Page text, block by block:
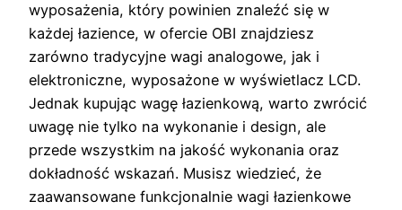
wyposażenia, który powinien znaleźć się w
każdej łazience, w ofercie OBI znajdziesz
zarówno tradycyjne wagi analogowe, jak i
elektroniczne, wyposażone w wyświetlacz LCD.
Jednak kupując wagę łazienkową, warto zwrócić
uwagę nie tylko na wykonanie i design, ale
przede wszystkim na jakość wykonania oraz
dokładność wskazań. Musisz wiedzieć, że
zaawansowane funkcjonalnie wagi łazienkowe